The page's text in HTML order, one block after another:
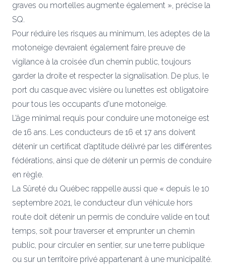
graves ou mortelles augmente également », précise la
SQ.
Pour réduire les risques au minimum, les adeptes de la
motoneige devraient également faire preuve de
vigilance à la croisée d’un chemin public, toujours
garder la droite et respecter la signalisation. De plus, le
port du casque avec visière ou lunettes est obligatoire
pour tous les occupants d'une motoneige.
L’âge minimal requis pour conduire une motoneige est
de 16 ans. Les conducteurs de 16 et 17 ans doivent
détenir un certificat d’aptitude délivré par les différentes
fédérations, ainsi que de détenir un permis de conduire
en règle.
La Sûreté du Québec rappelle aussi que « depuis le 10
septembre 2021, le conducteur d’un véhicule hors
route doit détenir un permis de conduire valide en tout
temps, soit pour traverser et emprunter un chemin
public, pour circuler en sentier, sur une terre publique
ou sur un territoire privé appartenant à une municipalité.